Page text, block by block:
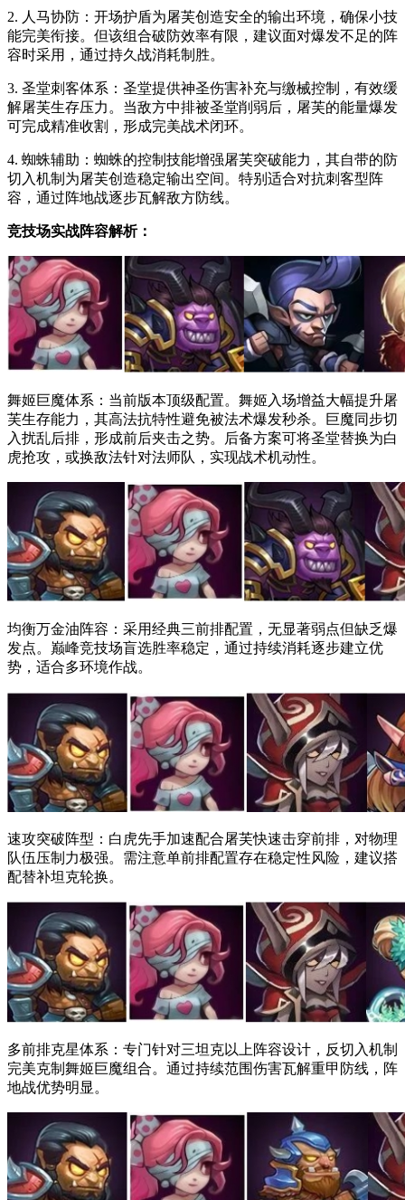
2. 人马协防：开场护盾为屠芙创造安全的输出环境，确保小技
能完美衔接。但该组合破防效率有限，建议面对爆发不足的阵
容时采用，通过持久战消耗制胜。
3. 圣堂刺客体系：圣堂提供神圣伤害补充与缴械控制，有效缓
解屠芙生存压力。当敌方中排被圣堂削弱后，屠芙的能量爆发
可完成精准收割，形成完美战术闭环。
4. 蜘蛛辅助：蜘蛛的控制技能增强屠芙突破能力，其自带的防
切入机制为屠芙创造稳定输出空间。特别适合对抗刺客型阵
容，通过阵地战逐步瓦解敌方防线。
竞技场实战阵容解析：
舞姬巨魔体系：当前版本顶级配置。舞姬入场增益大幅提升屠
芙生存能力，其高法抗特性避免被法术爆发秒杀。巨魔同步切
入扰乱后排，形成前后夹击之势。后备方案可将圣堂替换为白
虎抢攻，或换敌法针对法师队，实现战术机动性。
均衡万金油阵容：采用经典三前排配置，无显著弱点但缺乏爆
发点。巅峰竞技场盲选胜率稳定，通过持续消耗逐步建立优
势，适合多环境作战。
速攻突破阵型：白虎先手加速配合屠芙快速击穿前排，对物理
队伍压制力极强。需注意单前排配置存在稳定性风险，建议搭
配替补坦克轮换。
多前排克星体系：专门针对三坦克以上阵容设计，反切入机制
完美克制舞姬巨魔组合。通过持续范围伤害瓦解重甲防线，阵
地战优势明显。